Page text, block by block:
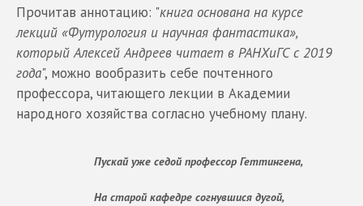
Прочитав аннотацию: "книга основана на курсе
лекций «Футурология и научная фантастика»,
который Алексей Андреев читает в РАНХиГС с 2019
года", можно вообразить себе почтенного
профессора, читающего лекции в Академии
народного хозяйства согласно учебному плану.
Пускай уже седой профессор Геттингена,
На старой кафедре согнувшися дугой,